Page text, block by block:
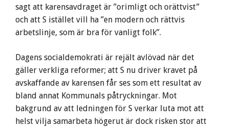
sagt att karensavdraget är ”orimligt och orättvist”
och att S istället vill ha ”en modern och rättvis
arbetslinje, som är bra för vanligt folk”.
Dagens socialdemokrati är rejält avlövad när det
gäller verkliga reformer; att S nu driver kravet på
avskaffande av karensen får ses som ett resultat av
bland annat Kommunals påtryckningar. Mot
bakgrund av att ledningen för S verkar luta mot att
helst vilja samarbeta högerut är dock risken stor att